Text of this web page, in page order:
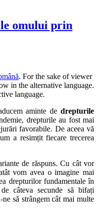
omului prin
. For the sake of viewer
in the alternative language.
language.
aminte dedrepturile
drepturile au fost mai
favorabile. De aceea vă
a resimțit fiecare trecerea
de răspuns. Cu cât vor
vom avea o imagine mai
drepturilor fundamentale în
câteva secunde să bifați
să strângem cât mai multe